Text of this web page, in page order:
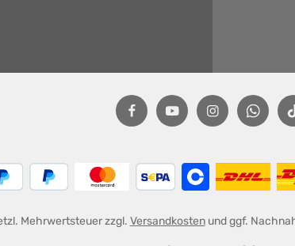
Mehrwertsteuer zzgl. Versandkostenund ggf.